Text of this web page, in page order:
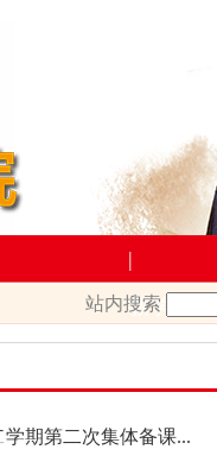
|
教学管理
区
站内搜索
期第二次集体备课...